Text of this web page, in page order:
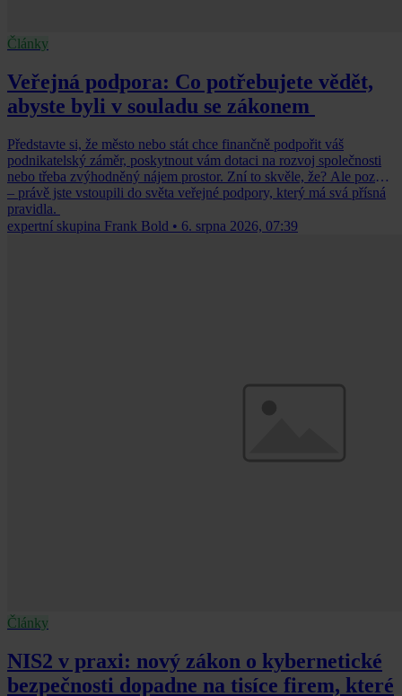
Články
Veřejná podpora: Co potřebujete vědět,
abyste byli v souladu se zákonem
Představte si, že město nebo stát chce finančně podpořit váš
podnikatelský záměr, poskytnout vám dotaci na rozvoj společnosti
nebo třeba zvýhodněný nájem prostor. Zní to skvěle, že? Ale pozor
– právě jste vstoupili do světa veřejné podpory, který má svá přísná
pravidla.
expertní skupina Frank Bold • 6. srpna 2026, 07:39
Články
NIS2 v praxi: nový zákon o kybernetické
bezpečnosti dopadne na tisíce firem, které